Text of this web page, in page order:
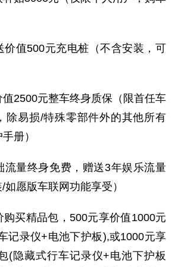
价值500元充电桩（不含安装，可
值2500元整车终身质保（限首任车
除易损/特殊零部件外的其他所有
册）
流量终身免费，赠送3年娱乐流量
愿版车联网功能享受）
购买精品包，500元享价值1000元
记录仪+电池下护板),或1000元享
(隐藏式行车记录仪+电池下护板